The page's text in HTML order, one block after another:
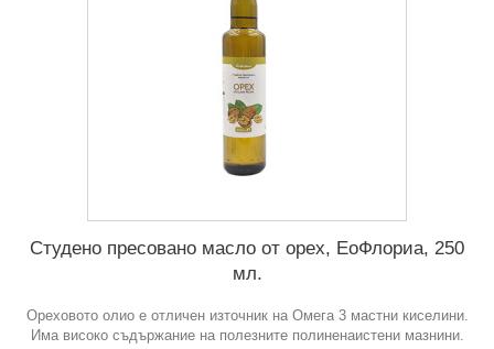
Студено пресовано масло от орех, ЕоФлориа, 250
мл.
Ореховото олио е отличен източник на Омега 3 мастни киселини.
Има високо съдържание на полезните полиненаистени мазнини.